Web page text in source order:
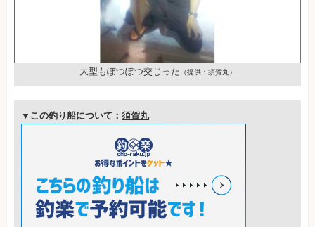
大型もぽつぽつ交じった （提供：須賀丸）
▼この釣り船について： 須賀丸